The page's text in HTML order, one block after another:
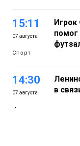
15:11
07 августа
Спорт
Игрок
помог
14:30
07 августа
Новости
в